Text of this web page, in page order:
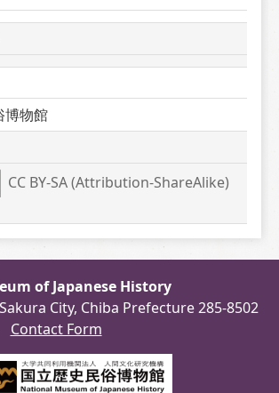
博物館
CC BY-SA (Attribution-ShareAlike)
of Japanese History
City, Chiba Prefecture 285-8502
Contact Form